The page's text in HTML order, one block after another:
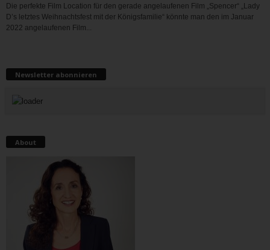
Die perfekte Film Location für den gerade angelaufenen Film „Spencer“ „Lady
D’s letztes Weihnachtsfest mit der Königsfamilie“ könnte man den im Januar
2022 angelaufenen Film...
Newsletter abonnieren
About